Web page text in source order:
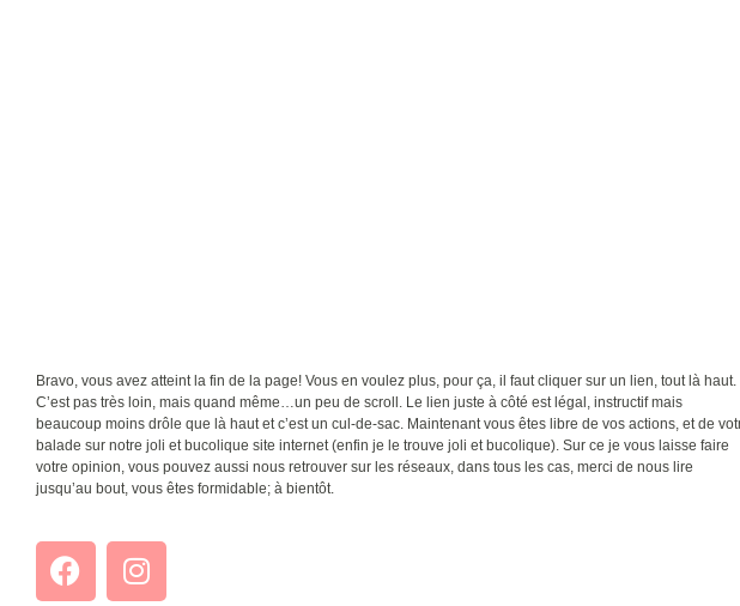
Bravo, vous avez atteint la fin de la page! Vous en voulez plus, pour ça, il faut cliquer sur un lien, tout là haut.
C’est pas très loin, mais quand même…un peu de scroll. Le lien juste à côté est légal, instructif mais
beaucoup moins drôle que là haut et c’est un cul-de-sac. Maintenant vous êtes libre de vos actions, et de
balade sur notre joli et bucolique site internet (enfin je le trouve joli et bucolique). Sur ce je vous laisse faire
votre opinion, vous pouvez aussi nous retrouver sur les réseaux, dans tous les cas, merci de nous lire
jusqu’au bout, vous êtes formidable; à bientôt.